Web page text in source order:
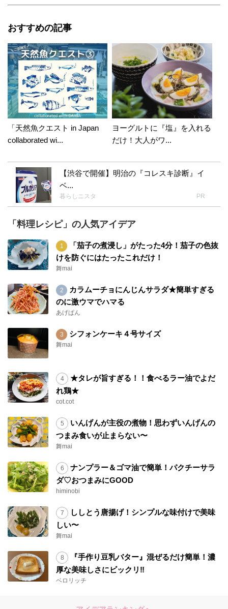
おすすめの記事
「天然魚クエスト in Japan
collaborated wi...
ヨーグルトに『塩』を入れる
だけ！大人がワ...
【渋谷で開催】明治の『コレスキ診断』イ
ベ...
暮らしニスタ PR
「料理レシピ」の人気アイデア
「茄子の煮浸し」がたった4分！茄子の色抜
けを防ぐにはたったこれだけ！
舞mai
カラムーチョにんじんサラダ★簡単すぎる
のに激ウマでハマる
あげぱん
シフォンケーキ４号サイズ
舞mai
★タレが旨すぎる！！食べるラー油でよだ
れ鶏★
cot.cot
いんげんが主役の煮物！思わずいんげんの
つまみ食いが止まらない〜
舞mai
ナンプラー＆ゴマ油で簡単！パクチーサラ
ダ♡おつまみにGOOD
himinobi
ししとう唐揚げ！シンプルな味付けで美味
しい〜
舞mai
『手作り豆乳バター』混ぜるだけ簡単！濃
厚な美味しさにビックリ‼︎
ベロリッチ